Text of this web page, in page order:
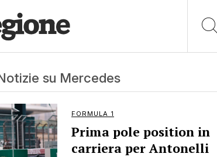
su Mercedes
FORMULA 1
Prima pole position in
carriera per Antonelli